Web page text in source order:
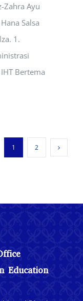
Zahra Ayu
Salsa
1.
Bertema
1 2
Education